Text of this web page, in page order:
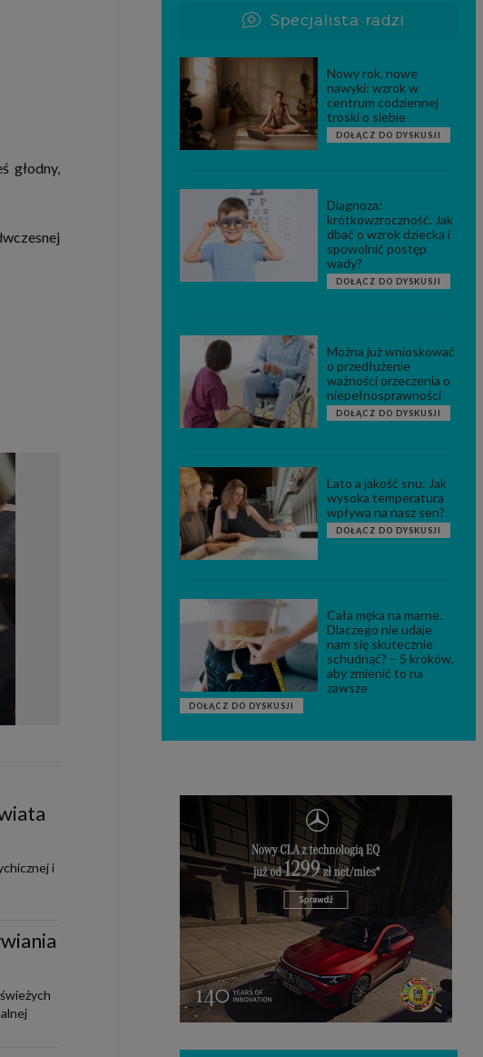
głodny,
i
Specjalista radzi
Nowy rok, nowe
nawyki: wzrok w
centrum codziennej
troski o siebie
DOŁĄCZ DO DYSKUSJI
Diagnoza:
krótkowzroczność. Jak
dbać o wzrok dziecka i
spowolnić postęp
wady?
DOŁĄCZ DO DYSKUSJI
Można już wnioskować
o przedłużenie
ważności orzeczenia o
niepełnosprawności
DOŁĄCZ DO DYSKUSJI
Lato a jakość snu: Jak
wysoka temperatura
wpływa na nasz sen?
DOŁĄCZ DO DYSKUSJI
Cała męka na marne.
Dlaczego nie udaje
nam się skutecznie
schudnąć? – 5 kroków,
aby zmienić to na
zawsze
DOŁĄCZ DO DYSKUSJI